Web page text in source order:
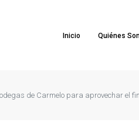
Inicio Quiénes
de Carmelo para aprovechar el